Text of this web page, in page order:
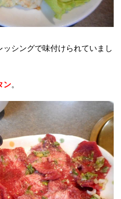
シングで味付けられていまし
ン。